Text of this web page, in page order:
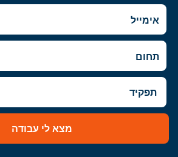
מצא לי עבודה